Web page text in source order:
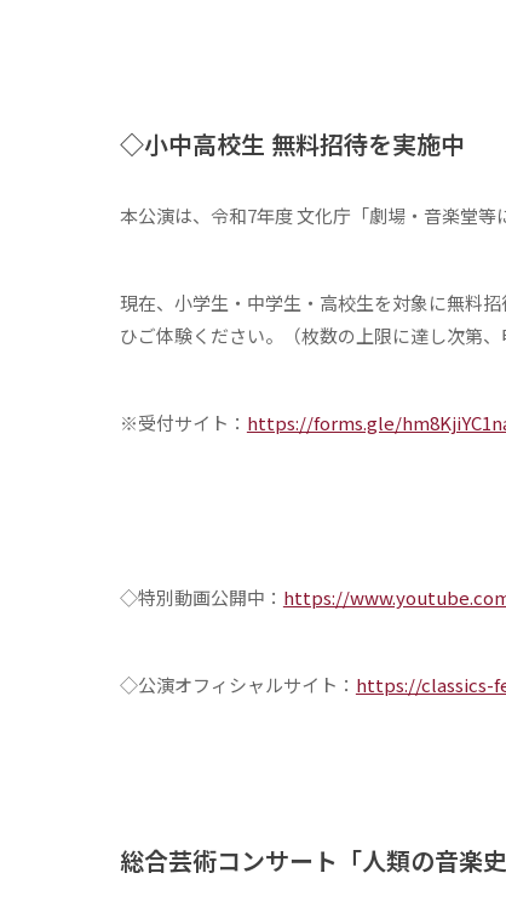
◇小中高校生 無料招待を実施中
本公演は、令和7年度 文化庁「劇場・音楽堂
現在、小学生・中学生・高校生を対象に無料
ひご体験ください。（枚数の上限に達し次第、
※受付サイト： https://forms.gle/
◇特別動画公開中： https://
◇公演オフィシャルサイト： https://classics-
総合芸術コンサート「人類の音楽